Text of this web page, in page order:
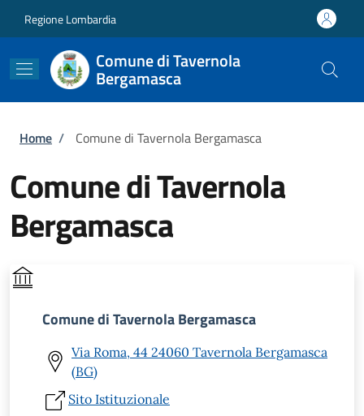
Regione Lombardia
Comune di Tavernola
Bergamasca
Briciole di pane
Home / Comune di Tavernola Bergamasca
Comune di Tavernola
Bergamasca
Comune di Tavernola Bergamasca
Via Roma, 44 24060 Tavernola Bergamasca
(BG)
Sito Istituzionale